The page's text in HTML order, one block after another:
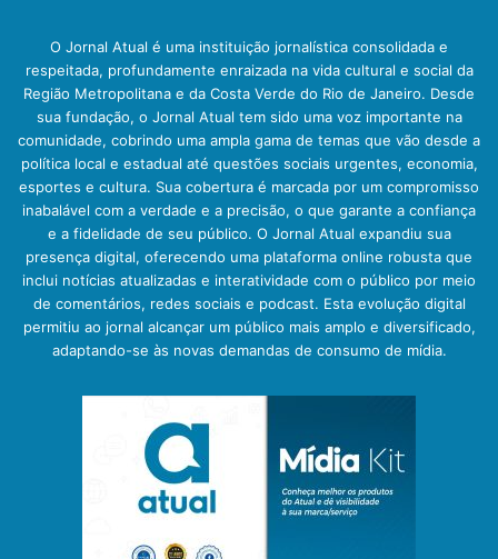
O Jornal Atual é uma instituição jornalística consolidada e
respeitada, profundamente enraizada na vida cultural e social da
Região Metropolitana e da Costa Verde do Rio de Janeiro. Desde
sua fundação, o Jornal Atual tem sido uma voz importante na
comunidade, cobrindo uma ampla gama de temas que vão desde a
política local e estadual até questões sociais urgentes, economia,
esportes e cultura. Sua cobertura é marcada por um compromisso
inabalável com a verdade e a precisão, o que garante a confiança
e a fidelidade de seu público. O Jornal Atual expandiu sua
presença digital, oferecendo uma plataforma online robusta que
inclui notícias atualizadas e interatividade com o público por meio
de comentários, redes sociais e podcast. Esta evolução digital
permitiu ao jornal alcançar um público mais amplo e diversificado,
adaptando-se às novas demandas de consumo de mídia.